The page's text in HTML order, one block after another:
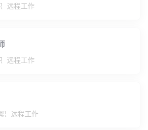
远程工作
远程工作
远程工作